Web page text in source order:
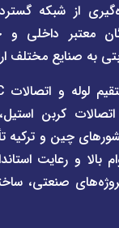
گسترده تأمین و
و جهانی،
ارائه می‌کنیم.
استیل، محصولات
ترکیه تأمین
ساختمانی و